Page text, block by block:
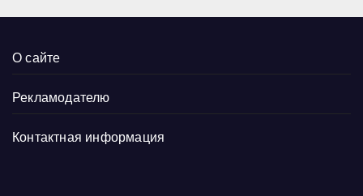
О сайте
Рекламодателю
Контактная информация